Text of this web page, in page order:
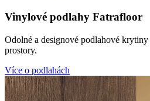
Vinylové podlahy Fatrafloor
Odolné a designové podlahové
prostory.
Více o podlahách